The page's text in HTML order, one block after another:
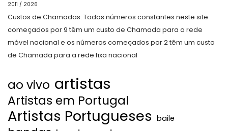
2011 / 2026
Custos de Chamadas: Todos números constantes neste site
começados por 9 têm um custo de Chamada para a rede
móvel nacional e os números começados por 2 têm um custo
de Chamada para a rede fixa nacional
ao vivo artistas
Artistas em Portugal
Artistas Portugueses baile